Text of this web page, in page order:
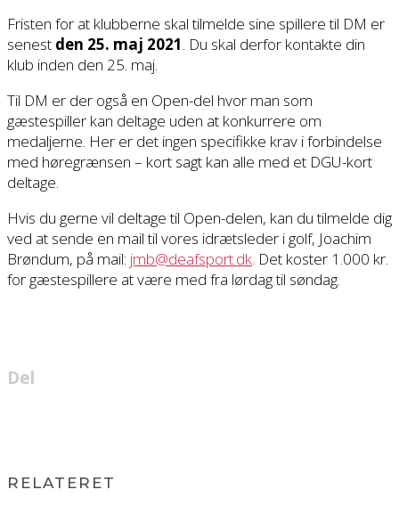
Fristen for at klubberne skal tilmelde sine spillere til DM er
senest den 25. maj 2021. Du skal derfor kontakte din
klub inden den 25. maj.
Til DM er der også en Open-del hvor man som
gæstespiller kan deltage uden at konkurrere om
medaljerne. Her er det ingen specifikke krav i forbindelse
med høregrænsen – kort sagt kan alle med et DGU-kort
deltage.
Hvis du gerne vil deltage til Open-delen, kan du tilmelde dig
ved at sende en mail til vores idrætsleder i golf, Joachim
Brøndum, på mail: jmb@deafsport.dk. Det koster 1.000 kr.
for gæstespillere at være med fra lørdag til søndag.
Del
RELATERET